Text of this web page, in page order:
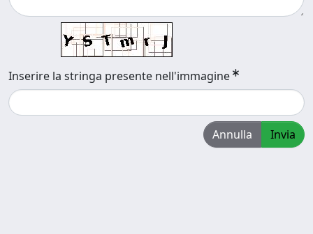
Inserire la stringa presente nell'immagine
Annulla Invia